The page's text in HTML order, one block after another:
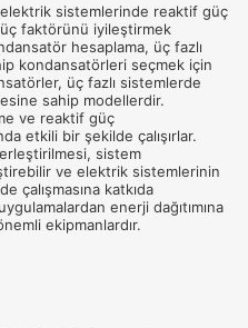
sistemlerinde reaktif güç
faktörünü iyileştirmek
hesaplama, üç fazlı
kondansatörleri seçmek için
üç fazlı sistemlerde
sahip modellerdir.
ve reaktif güç
etkili bir şekilde çalışırlar.
sistem
ve elektrik sistemlerinin
çalışmasına katkıda
enerji dağıtımına
ekipmanlardır.